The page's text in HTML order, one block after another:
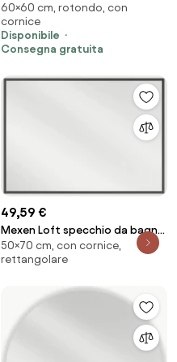
oro incl. LED e dimmer touch -
Pim
60×60 cm, rotondo, con
cornice
Disponibile
Consegna gratuita
49,59 €
Mexen Loft specchio da bagno
rettangolare 70 x 50 cm,
cornice nera - 9852-070-050-
50×70 cm, con cornice,
rettangolare